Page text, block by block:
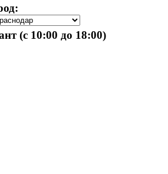
(с 10:00 до 18:00)